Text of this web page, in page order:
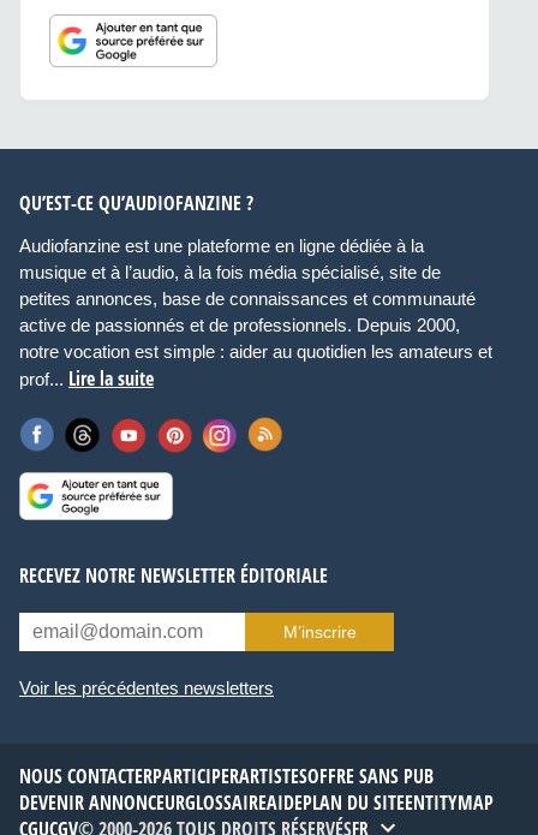
QU’EST-CE QU’AUDIOFANZINE ?
Audiofanzine est une plateforme en ligne dédiée à la
musique et à l’audio, à la fois média spécialisé, site de
petites annonces, base de connaissances et communauté
active de passionnés et de professionnels. Depuis 2000,
notre vocation est simple : aider au quotidien les amateurs et
prof... Lire la suite
RECEVEZ NOTRE NEWSLETTER ÉDITORIALE
M’inscrire
Voir les précédentes newsletters
NOUS CONTACTERPARTICIPERARTISTESOFFRE SANS PUB
DEVENIR ANNONCEURGLOSSAIREAIDEPLAN DU SITEENTITYMAP
CGUCGV© 2000-2026 TOUS DROITS RÉSERVÉSFR